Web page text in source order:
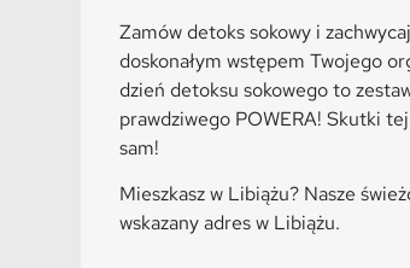
Zamów detoks sokowy i
doskonałym wstępem Twojego
dzień detoksu sokowego to
prawdziwego POWERA! Skutki
sam!
Mieszkasz w Libiążu? Nasze
wskazany adres w Libiążu.